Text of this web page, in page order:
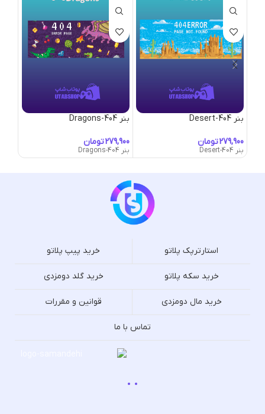
بنر 404-Desert
تومان
بنر 404-Desert
بنر 404-Dragons
تومان
بنر 404-Dragons
استارترپک پلاتو خرید پیپ پلاتو
خرید سکه پلاتو خرید گلد دومزدی
خرید مال دومزدی قوانین و مقررات
تماس با ما